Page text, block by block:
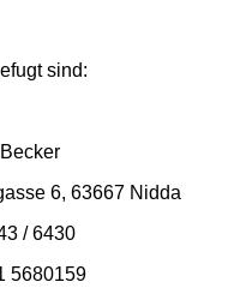
sind:
63667 Nidda
6430